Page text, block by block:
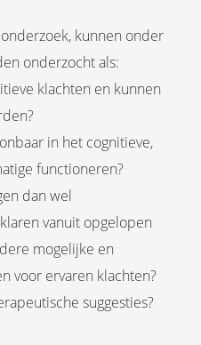
kunnen onder
onderzocht als:
klachten en kunnen
in het cognitieve,
functioneren?
dan wel
vanuit opgelopen
mogelijke en
voor ervaren klachten?
suggesties?